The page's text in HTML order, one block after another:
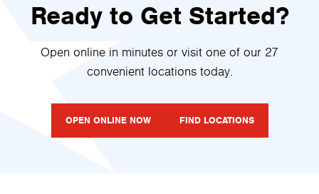
Ready to Get Started?
Open online in minutes or visit one of our 27
convenient locations today.
OPEN ONLINE NOW FIND LOCATIONS